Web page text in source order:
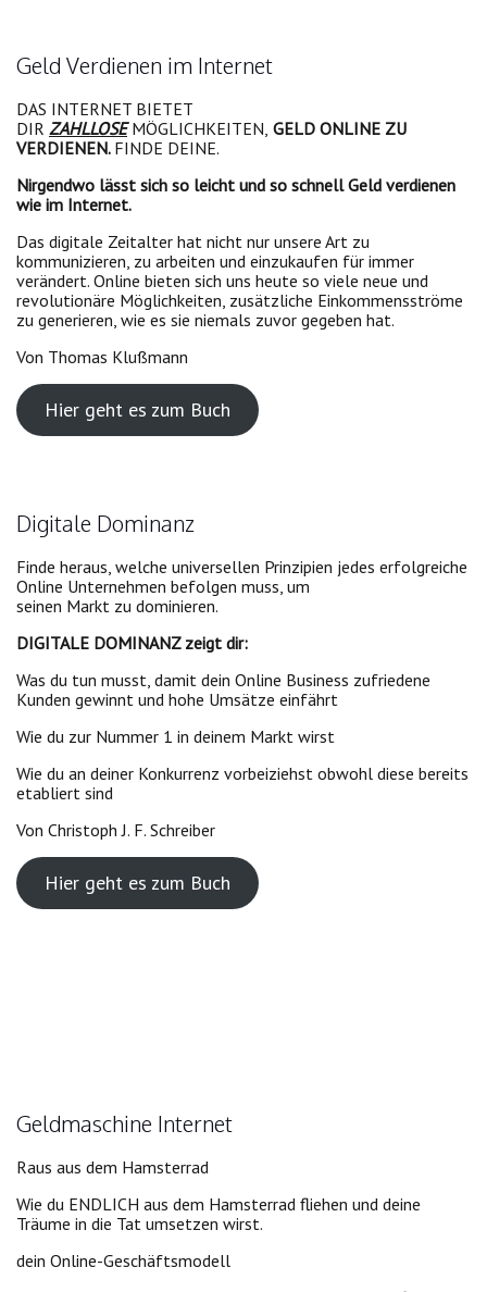
Geld Verdienen im Internet
DAS INTERNET BIETET
DIR ZAHLLOSEMÖGLICHKEITEN, GELD ONLINE ZU
VERDIENEN. FINDE DEINE.
Nirgendwo lässt sich so leicht und so schnell Geld verdienen
wie im Internet.
Das digitale Zeitalter hat nicht nur unsere Art zu
kommunizieren, zu arbeiten und einzukaufen für immer
verändert. Online bieten sich uns heute so viele neue und
revolutionäre Möglichkeiten, zusätzliche Einkommensströme
zu generieren, wie es sie niemals zuvor gegeben hat.
Von Thomas Klußmann
Hier geht es zum Buch
Digitale Dominanz
Finde heraus, welche universellen Prinzipien jedes erfolgreiche
Online Unternehmen befolgen muss, um
seinen Markt zu dominieren.
DIGITALE DOMINANZ zeigt dir:
Was du tun musst, damit dein Online Business zufriedene
Kunden gewinnt und hohe Umsätze einfährt
Wie du zur Nummer 1 in deinem Markt wirst
Wie du an deiner Konkurrenz vorbeiziehst obwohl diese bereits
etabliert sind
Von Christoph J. F. Schreiber
Hier geht es zum Buch
Geldmaschine Internet
Raus aus dem Hamsterrad
Wie du ENDLICH aus dem Hamsterrad fliehen und deine
Träume in die Tat umsetzen wirst.
dein Online-Geschäftsmodell